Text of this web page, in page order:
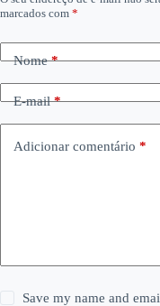
marcados com *
Nome*
E-mail*
Adicionar comentário *
Save my name and